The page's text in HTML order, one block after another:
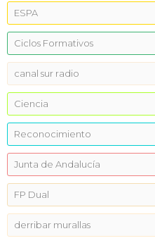
ESPA
Ciclos Formativos
canal sur radio
Ciencia
Reconocimiento
Junta de Andalucía
FP Dual
derribar murallas